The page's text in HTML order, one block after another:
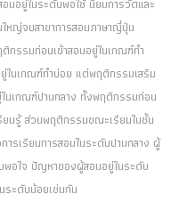
นอยู่ในระดับพอใช้ นิยมการวัดและ
หญ่จบสาขาการสอนภาษาญี่ปุ่น
รรมก่อนเข้าสอนอยู่ในเกณฑ์ทำ
ในเกณฑ์ทำบ่อย แต่พฤติกรรมเสริม
นเกณฑ์ปานกลาง ทั้งพฤติกรรมก่อน
ยนรู้ ส่วนพฤติกรรมขณะเรียนในชั้น
รเรียนการสอนในระดับปานกลาง ผู้
พอใจ ปัญหาของผู้สอนอยู่ในระดับ
ะดับน้อยเช่นกัน